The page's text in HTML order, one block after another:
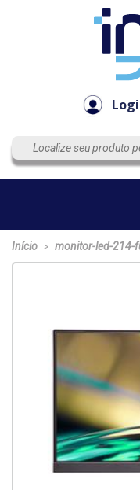
Início > monitor-led-214-